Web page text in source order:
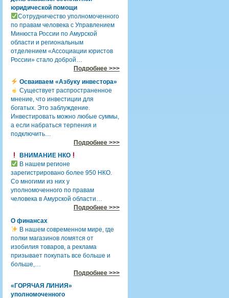
юридической помощи
Сотрудничество уполномоченного
по правам человека с Управлением
Минюста России по Амурской
области и региональным
отделением «Ассоциации юристов
России» стало доброй…
Подробнее >>>
Осваиваем «Азбуку инвестора»
Существует распространенное
мнение, что инвестиции для
богатых. Это заблуждение.
Инвестировать можно любые суммы,
а если набраться терпения и
подключить…
Подробнее >>>
ВНИМАНИЕ НКО
В нашем регионе
зарегистрировано более 950 НКО.
Со многими из них у
уполномоченного по правам
человека в Амурской области…
Подробнее >>>
О финансах
В нашем современном мире, где
полки магазинов ломятся от
изобилия товаров, а реклама
призывает покупать все больше и
больше,…
Подробнее >>>
«ГОРЯЧАЯ ЛИНИЯ»
уполномоченного